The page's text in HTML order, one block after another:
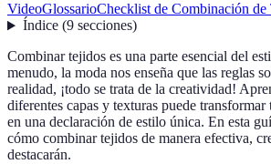
VideoGlossarioChecklist de Combinación de
Índice(9 secciones)
Combinar tejidos es una parte esencial del
menudo, la moda nos enseña que las reglas
realidad, ¡todo se trata de la creatividad!
diferentes capas y texturas puede
en una declaración de estilo única. En esta
cómo combinar tejidos de manera efectiva,
destacarán.